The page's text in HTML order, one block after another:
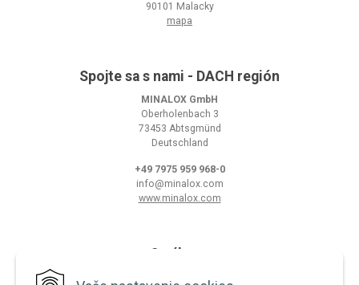
90101 Malacky
mapa
Spojte sa s nami - DACH región
MINALOX GmbH
Oberholenbach 3
73453 Abtsgmünd
Deutschland
+49 7975 959 968-0
info@minalox.com
www.minalox.com
O nákupe